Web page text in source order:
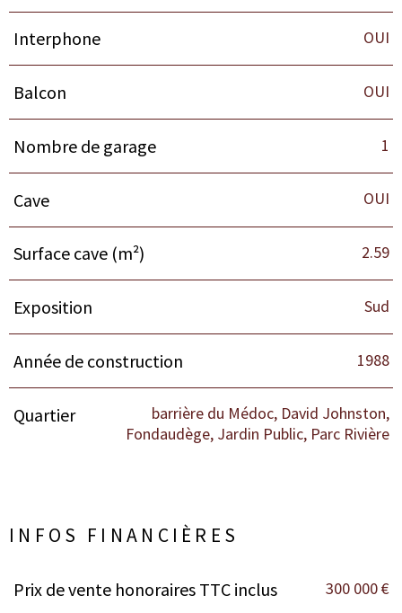
Interphone OUI
Balcon OUI
Nombre de garage 1
Cave OUI
Surface cave (m²) 2.59
Exposition Sud
Année de construction 1988
Quartier
barrière du Médoc, David Johnston,
Fondaudège, Jardin Public, Parc Rivière
INFOS FINANCIÈRES
Caractéristiques Valeurs
Prix de vente honoraires TTC inclus 300 000 €